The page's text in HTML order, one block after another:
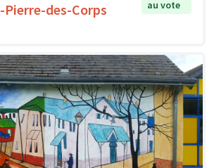
des-Corps
au vote